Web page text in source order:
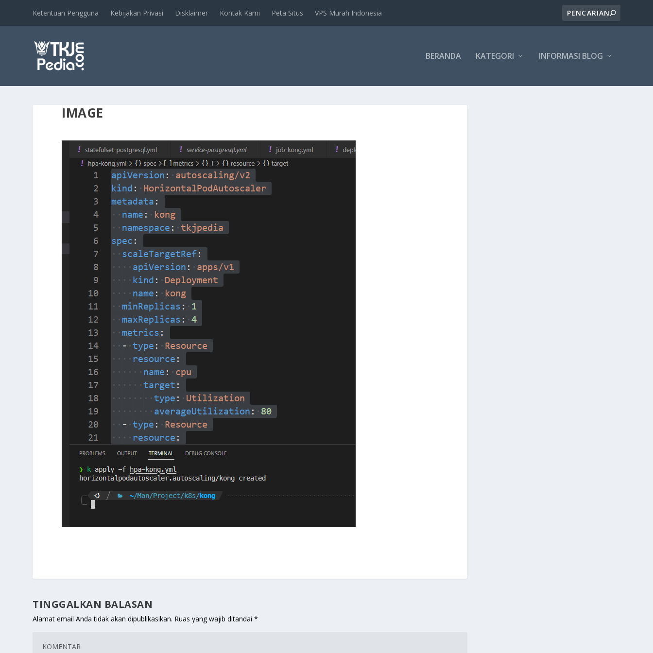
Ketentuan Pengguna Kebijakan Privasi Disklaimer Kontak Kami Peta Situs VPS Murah Indonesia
BERANDA KATEGORI INFORMASI BLOG
IMAGE
TINGGALKAN BALASAN
Alamat email Anda tidak akan dipublikasikan. Ruas yang wajib ditandai*